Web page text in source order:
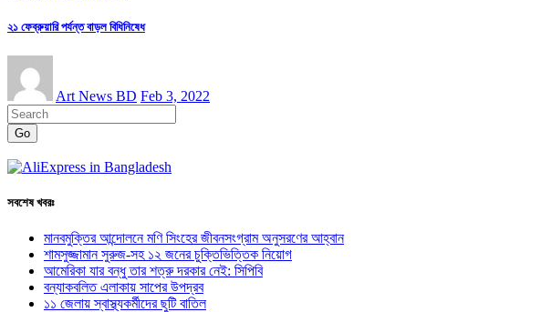
২১ ফেব্রুয়ারি পর্যন্ত বাড়ল বিধিনিষেধ
Art News BD Feb 3, 2022
Go
সবশেষ খবরঃ
মানবমুক্তির আন্দোলনে মণি সিংহের জীবনসংগ্রাম অনুসরণের আহ্বান
শামসুজ্জামান সুরুজ-সহ ১২ জনের চুক্তিভিত্তিক নিয়োগ
আমেরিকা যার বন্ধু তার শত্রু দরকার নেই: সিপিবি
বন্যাকবলিত এলাকায় সাপের উপদ্রব
১১ জেলায় স্বাস্থ্যকর্মীদের ছুটি বাতিল